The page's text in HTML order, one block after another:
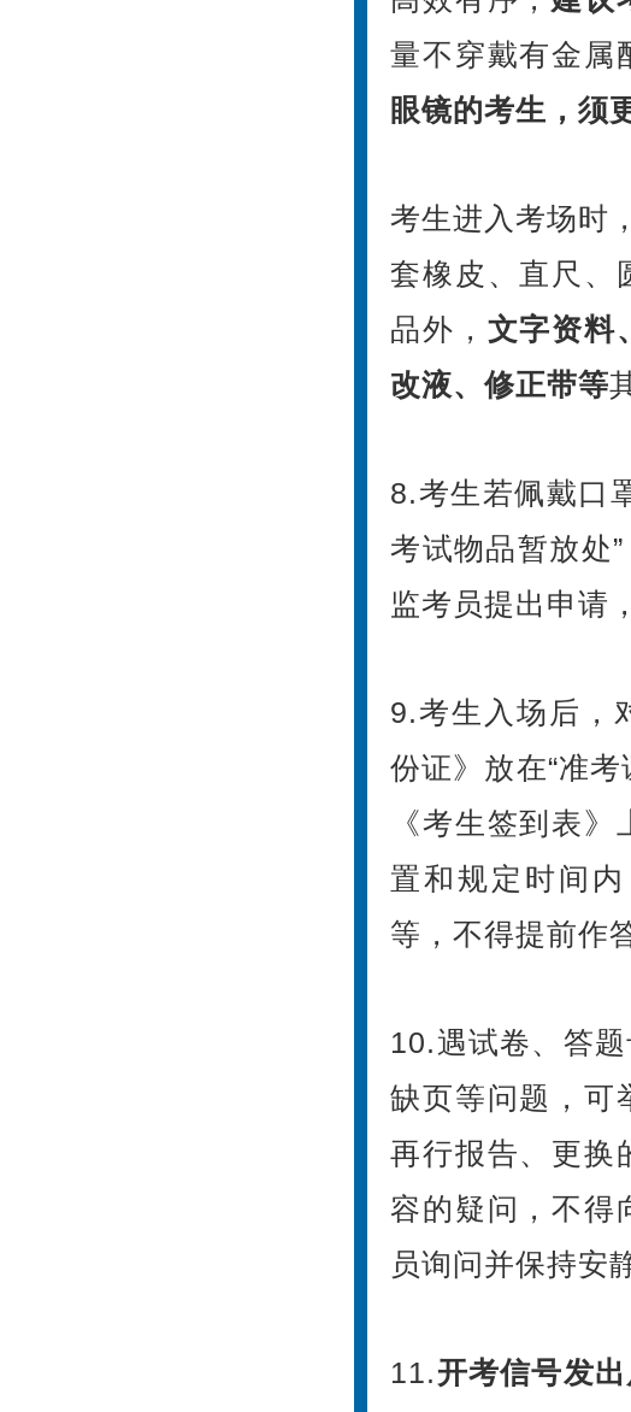
量不穿戴有金属
眼镜的考生，须
考生进入考场时
套橡皮、直尺、
品外， 文字资料
改液、修正带等
8.考生若佩戴口
考试物品暂放处
监考员提出申请
9.考生入场后，
份证》放在“准
《考生签到表
置和规定时间
等，不得提前作
10.遇试卷、答
缺页等问题，可
再行报告、更换
容的疑问，不得
员询问并保持安
11.开考信号发出